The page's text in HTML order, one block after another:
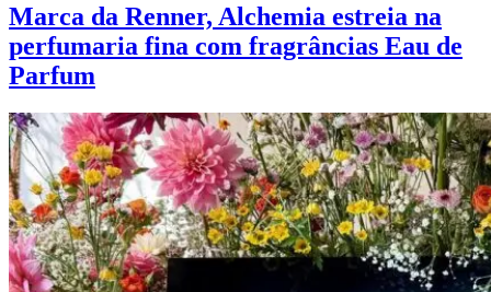
Marca da Renner, Alchemia estreia na
perfumaria fina com fragrâncias Eau de
Parfum